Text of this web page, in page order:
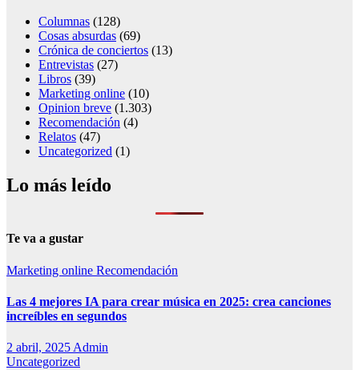
Columnas (128)
Cosas absurdas (69)
Crónica de conciertos (13)
Entrevistas (27)
Libros (39)
Marketing online (10)
Opinion breve (1.303)
Recomendación (4)
Relatos (47)
Uncategorized (1)
Lo más leído
Te va a gustar
Marketing online Recomendación
Las 4 mejores IA para crear música en 2025: crea canciones
increíbles en segundos
2 abril, 2025 Admin
Uncategorized